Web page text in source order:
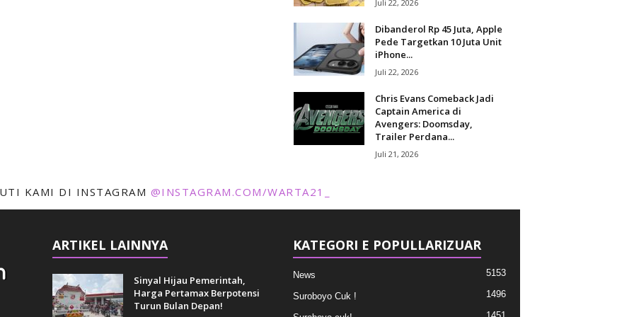
Juli 22, 2026
Dibanderol Rp 45 Juta, Apple
Pede Targetkan 10 Juta Unit
iPhone...
Juli 22, 2026
Chris Evans Comeback Jadi
Captain America di
Avengers: Doomsday,
Trailer Perdana...
Juli 21, 2026
KAMI DI INSTAGRAM @INSTAGRAM.COM/WARTA21_
ARTIKEL LAINNYA
Sinyal Hijau Pemerintah,
Harga Pertamax Berpotensi
Turun Bulan Depan!
KATEGORI E POPULLARIZUAR
News 5153
Suroboyo Cuk ! 1496